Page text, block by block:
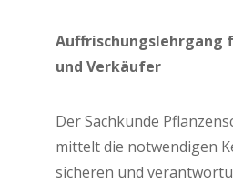
Auf­fri­schungs­lehr­gang
und Verkäufer
Der Sach­kun­de
mit­telt die not­wen­di­gen
siche­ren und